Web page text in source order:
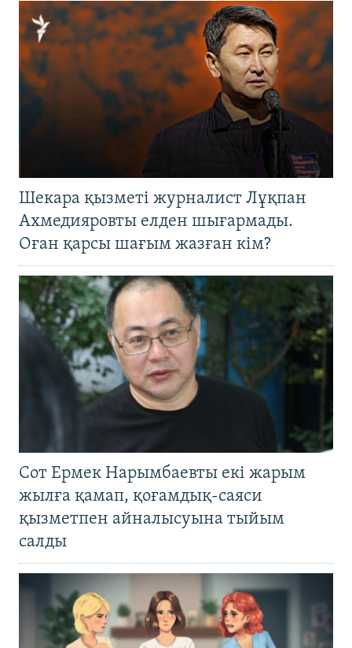
Шекара қызметі журналист Лұқпан
Ахмедияровты елден шығармады.
Оған қарсы шағым жазған кім?
Сот Ермек Нарымбаевты екі жарым
жылға қамап, қоғамдық-саяси
қызметпен айналысуына тыйым
салды